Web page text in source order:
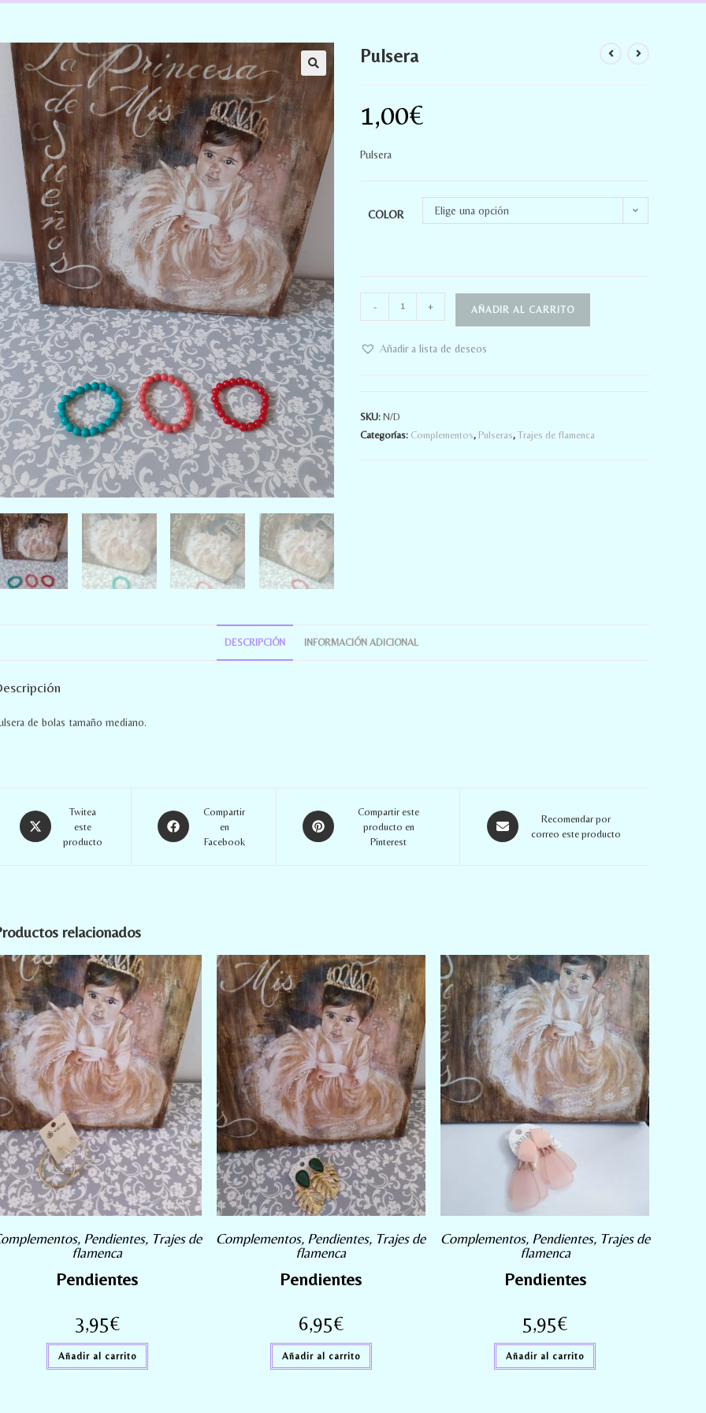
Pulsera
1,00€
Pulsera
COLOR Elige una opción
- + AÑADIR AL CARRITO
Añadir a lista de deseos
SKU:N/D
Categorías: Complementos, Pulseras,Trajes de flamenca
DESCRIPCIÓN INFORMACIÓN ADICIONAL
de bolas tamaño mediano.
Twitea
este
producto
Compartir
en
Facebook
Compartir este
producto en
Pinterest
Recomendar por
correo este producto
relacionados
, Pendientes, Trajes de
flamenca
Pendientes
3,95€
Añadir al carrito
Complementos, Pendientes, Trajes de
flamenca
Pendientes
6,95€
Añadir al carrito
Complementos, Pendientes, Trajes de
flamenca
Pendientes
5,95€
Añadir al carrito